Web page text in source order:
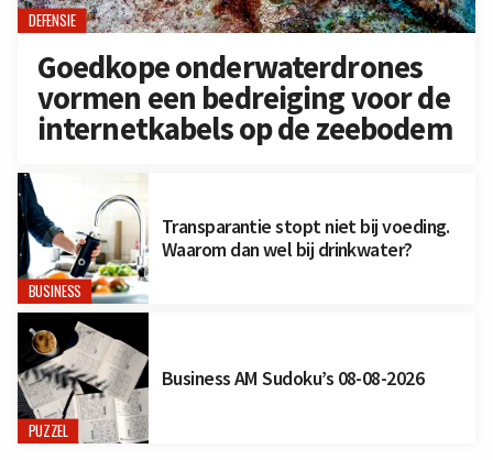
DEFENSIE
Goedkope onderwaterdrones
vormen een bedreiging voor de
internetkabels op de zeebodem
BUSINESS
Transparantie stopt niet bij voeding.
Waarom dan wel bij drinkwater?
PUZZEL
Business AM Sudoku’s 08-08-2026